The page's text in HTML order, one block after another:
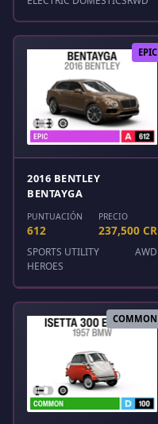
EPIC
2016 BENTLEY
BENTAYGA
PUNTUACIÓN
612
PRECIO
237,500 CR
SPORTS UTILITY
HEROES
AWD
COMMON